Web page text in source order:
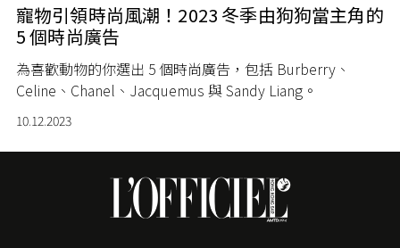
寵物引領時尚風潮！2023 冬季由狗狗當主角的
5 個時尚廣告
為喜歡動物的你選出 5 個時尚廣告，包括 Burberry、
Celine、Chanel、Jacquemus 與 Sandy Liang。
10.12.2023